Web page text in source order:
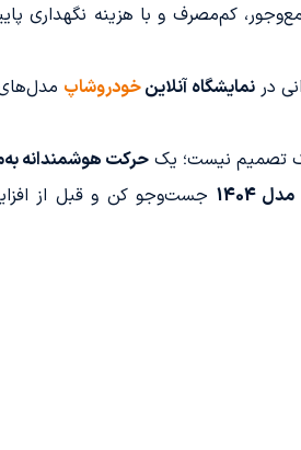
کم‌مصرف و با هزینه نگهداری
درنمایشگاه آنلاینخودروشاپ
یک تصمیم نیست؛ یک حرکت هوشمندانه
1404
جست‌وجو کن و قبل از